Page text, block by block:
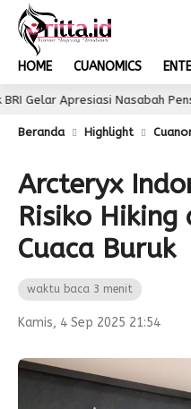
HOME CUANOMICS
Nasabah Pensiunan
Beranda Highlight
Arcteryx
Risiko Hiking
Cuaca Buruk
waktu baca 3 menit
Kamis, 4 Sep 2025 21:54